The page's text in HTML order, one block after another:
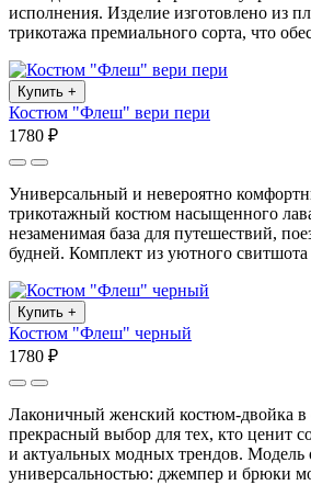
исполнения. Изделие изготовлено из
трикотажа премиального сорта, что
Купить +
Костюм "Флеш" вери пери
1780 ₽
Универсальный и невероятно
трикотажный костюм насыщенного
незаменимая база для путешествий,
будней. Комплект из уютного
Купить +
Костюм "Флеш" черный
1780 ₽
Лаконичный женский костюм-двойка
прекрасный выбор для тех, кто ценит
и актуальных модных трендов. Модель
универсальностью: джемпер и брюки